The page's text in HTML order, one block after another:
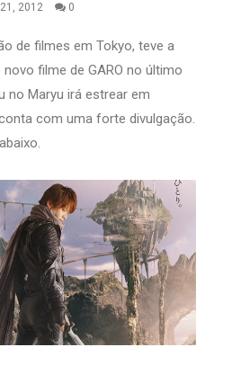
2012 0
de filmes em Tokyo, teve a
filme de GARO no último
no Maryu irá estrear em
com uma forte divulgação.